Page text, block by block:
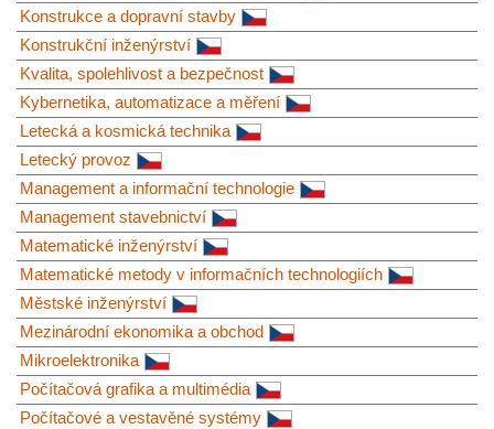
Konstrukce a dopravní stavby
Konstrukční inženýrství
Kvalita, spolehlivost a bezpečnost
Kybernetika, automatizace a měření
Letecká a kosmická technika
Letecký provoz
Management a informační technologie
Management stavebnictví
Matematické inženýrství
Matematické metody v informačních technologiích
Městské inženýrství
Mezinárodní ekonomika a obchod
Mikroelektronika
Počítačová grafika a multimédia
Počítačové a vestavěné systémy